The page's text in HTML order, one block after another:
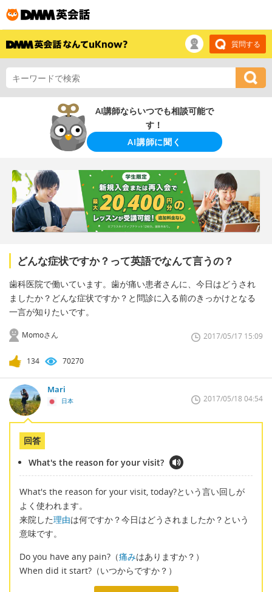
質問する
AI講師ならいつでも相談可能で
す！
AI講師に聞く
どんな症状ですか？って英語でなんて言うの？
歯科医院で働いています。歯が痛い患者さんに、今日はどうされ
ましたか？どんな症状ですか？と問診に入る前のきっかけとなる
一言が知りたいです。
Momoさん 2017/05/17 15:09
134 70270
Mari
日本 2017/05/18 04:54
回答
What's the reason for your visit?
What's the reason for your visit, today?という言い回しが
よく使われます。
来院した理由は何ですか？今日はどうされましたか？という
意味です。
Do you have any pain?（痛みはありますか？）
When did it start?（いつからですか？）